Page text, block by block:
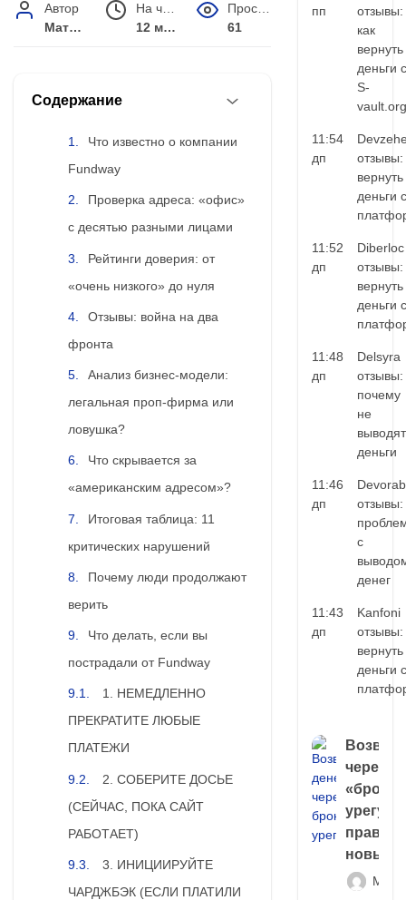
Автор
Матвей Иванов
12 мин.
61
Содержание
Что известно о компании
Fundway
Проверка адреса: «офис»
с десятью разными лицами
Рейтинги доверия: от
«очень низкого» до нуля
Отзывы: война на два
фронта
Анализ бизнес-модели:
легальная проп-фирма или
ловушка?
Что скрывается за
«американским адресом»?
Итоговая таблица: 11
критических нарушений
Почему люди продолжают
верить
Что делать, если вы
пострадали от Fundway
1. НЕМЕДЛЕННО
ПРЕКРАТИТЕ ЛЮБЫЕ
ПЛАТЕЖИ
2. СОБЕРИТЕ ДОСЬЕ
(СЕЙЧАС, ПОКА САЙТ
РАБОТАЕТ)
3. ИНИЦИИРУЙТЕ
ЧАРДЖБЭК (ЕСЛИ ПЛАТИЛИ
пп
отзывы:
как
вернуть
деньги с
S-
vault.org
11:54
дп
отзывы:
вернуть
деньги с
11:52
дп
Diberloc
отзывы:
вернуть
деньги с
11:48
дп
Delsyra
отзывы:
почему
не
выводят
деньги
11:46
дп
отзывы:
с
денег
11:43
дп
Kanfoni
отзывы:
вернуть
деньги с
через
правда
новый